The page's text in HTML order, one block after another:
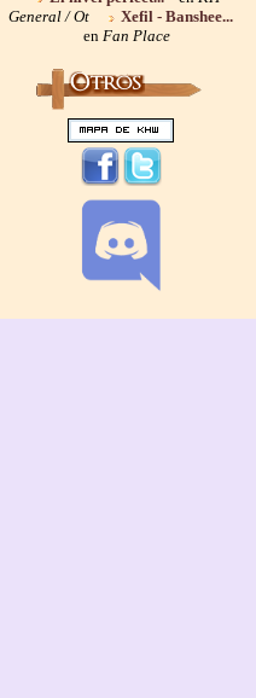
General / Ot
Xefil - Banshee...
en Fan Place